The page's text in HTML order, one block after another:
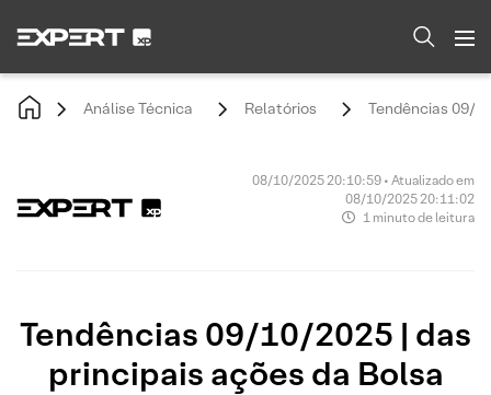
Análise Técnica Relatórios Tendências 09/
08/10/2025 20:10:59 • Atualizado em
08/10/2025 20:11:02
1 minuto de leitura
Tendências 09/10/2025 | das
principais ações da Bolsa